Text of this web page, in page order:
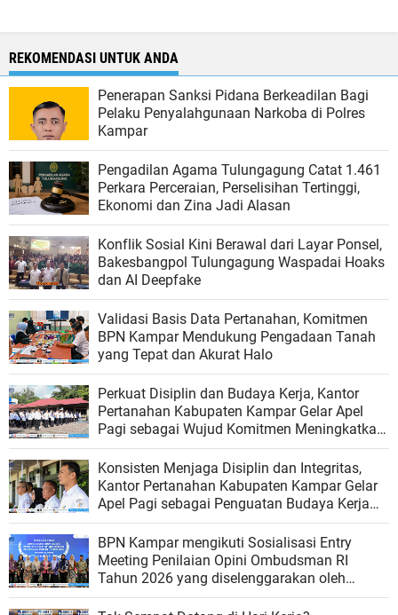
REKOMENDASI UNTUK ANDA
Penerapan Sanksi Pidana Berkeadilan Bagi
Pelaku Penyalahgunaan Narkoba di Polres
Kampar
Pengadilan Agama Tulungagung Catat 1.461
Perkara Perceraian, Perselisihan Tertinggi,
Ekonomi dan Zina Jadi Alasan
Konflik Sosial Kini Berawal dari Layar Ponsel,
Bakesbangpol Tulungagung Waspadai Hoaks
dan AI Deepfake
Validasi Basis Data Pertanahan, Komitmen
BPN Kampar Mendukung Pengadaan Tanah
yang Tepat dan Akurat Halo
Perkuat Disiplin dan Budaya Kerja, Kantor
Pertanahan Kabupaten Kampar Gelar Apel
Pagi sebagai Wujud Komitmen Meningkatkan
Kualitas Pelayanan
Konsisten Menjaga Disiplin dan Integritas,
Kantor Pertanahan Kabupaten Kampar Gelar
Apel Pagi sebagai Penguatan Budaya Kerja
Organisasi
BPN Kampar mengikuti Sosialisasi Entry
Meeting Penilaian Opini Ombudsman RI
Tahun 2026 yang diselenggarakan oleh
Ombudsman RI